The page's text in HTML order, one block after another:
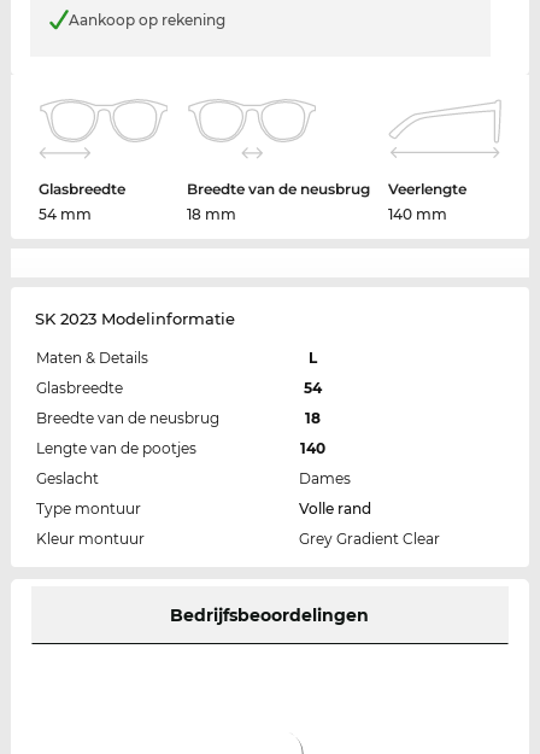
Aankoop op rekening
Glasbreedte
54 mm
Breedte van de neusbrug
18 mm
Veerlengte
140 mm
SK 2023 Modelinformatie
Maten & Details
L
Glasbreedte
54
Breedte van de neusbrug
18
Lengte van de pootjes
140
Geslacht
Dames
Type montuur
Volle rand
Kleur montuur
Grey Gradient Clear
Bedrijfsbeoordelingen